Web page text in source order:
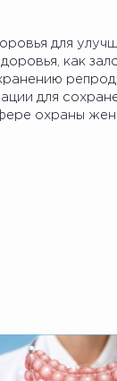
для
как
для
охраны